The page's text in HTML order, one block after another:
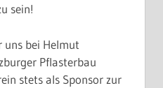
sein!
uns bei Helmut
Pflasterbau
stets als Sponsor zur